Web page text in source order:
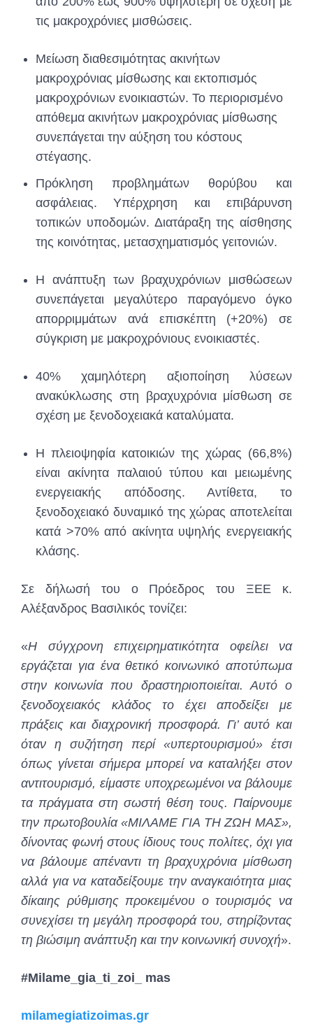
τις μακροχρόνιες μισθώσεις.
Μείωση διαθεσιμότητας ακινήτων
μακροχρόνιας μίσθωσης και εκτοπισμός
μακροχρόνιων ενοικιαστών. Το περιορισμένο
απόθεμα ακινήτων μακροχρόνιας μίσθωσης
συνεπάγεται την αύξηση του κόστους
στέγασης.
Πρόκληση προβλημάτων θορύβου και
ασφάλειας. Υπέρχρηση και επιβάρυνση
τοπικών υποδομών. Διατάραξη της αίσθησης
της κοινότητας, μετασχηματισμός γειτονιών.
Η ανάπτυξη των βραχυχρόνιων μισθώσεων
συνεπάγεται μεγαλύτερο παραγόμενο όγκο
απορριμμάτων ανά επισκέπτη (+20%) σε
σύγκριση με μακροχρόνιους ενοικιαστές.
40% χαμηλότερη αξιοποίηση λύσεων
ανακύκλωσης στη βραχυχρόνια μίσθωση σε
σχέση με ξενοδοχειακά καταλύματα.
Η πλειοψηφία κατοικιών της χώρας (66,8%)
είναι ακίνητα παλαιού τύπου και μειωμένης
ενεργειακής απόδοσης. Αντίθετα, το
ξενοδοχειακό δυναμικό της χώρας αποτελείται
κατά >70% από ακίνητα υψηλής ενεργειακής
κλάσης.
Σε δήλωσή του ο Πρόεδρος του ΞΕΕ κ.
Αλέξανδρος Βασιλικός τονίζει:
«Η σύγχρονη επιχειρηματικότητα οφείλει να
εργάζεται για ένα θετικό κοινωνικό αποτύπωμα
στην κοινωνία που δραστηριοποιείται. Αυτό ο
ξενοδοχειακός κλάδος το έχει αποδείξει με
πράξεις και διαχρονική προσφορά. Γι’ αυτό και
όταν η συζήτηση περί «υπερτουρισμού» έτσι
όπως γίνεται σήμερα μπορεί να καταλήξει στον
αντιτουρισμό, είμαστε υποχρεωμένοι να βάλουμε
τα πράγματα στη σωστή θέση τους. Παίρνουμε
την πρωτοβουλία «ΜΙΛΑΜΕ ΓΙΑ ΤΗ ΖΩΗ ΜΑΣ»,
δίνοντας φωνή στους ίδιους τους πολίτες, όχι για
να βάλουμε απέναντι τη βραχυχρόνια μίσθωση
αλλά για να καταδείξουμε την αναγκαιότητα μιας
δίκαιης ρύθμισης προκειμένου ο τουρισμός να
συνεχίσει τη μεγάλη προσφορά του, στηρίζοντας
τη βιώσιμη ανάπτυξη και την κοινωνική συνοχή».
#Milame_gia_ti_zoi_ mas
milamegiatizoimas.gr